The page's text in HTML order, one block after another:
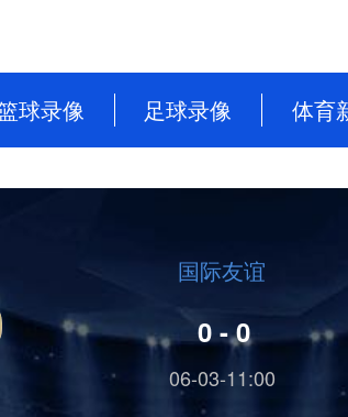
球录像
WCBA
NBL
足球录像
西甲
德甲
中超
体育
国际友谊
0 - 0
06-03-11:00